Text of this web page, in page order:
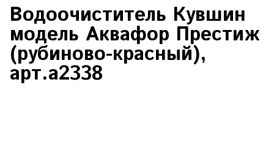
Водоочиститель Кувшин
модель Аквафор Престиж
(рубиново-красный),
арт.а2338